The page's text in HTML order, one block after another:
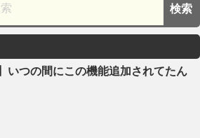
いつの間にこの機能追加されてたん